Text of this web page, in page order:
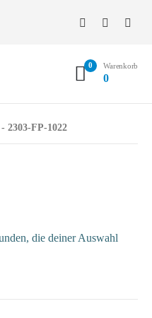
0 Warenkorb
0
2303-FP-1022
die deiner Auswahl